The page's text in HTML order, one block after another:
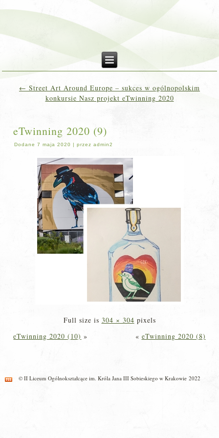
← Street Art Around Europe – sukces w ogólnopolskim
konkursie Nasz projekt eTwinning 2020
eTwinning 2020 (9)
Dodane 7 maja 2020 |przez admin2
Full size is 304 × 304 pixels
eTwinning 2020 (10) » « eTwinning 2020 (8)
© II Liceum Ogólnokształcące im. Króla Jana III Sobieskiego w Krakowie 2022